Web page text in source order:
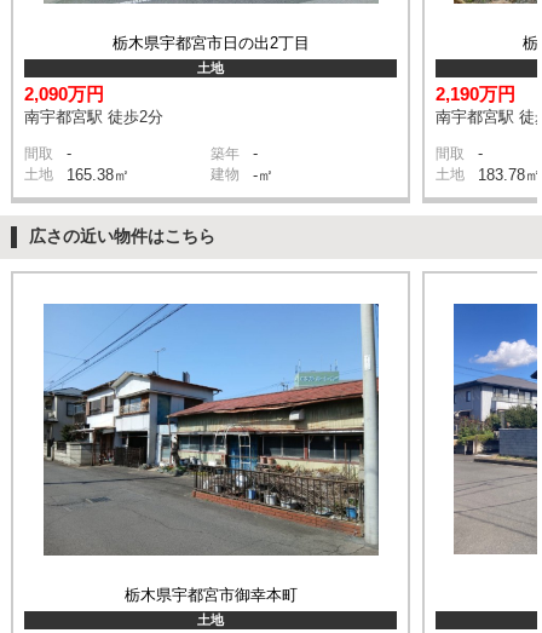
栃木県宇都宮市日の出2丁目
土地
2,090万円
南宇都宮駅 徒歩2分
間取 - 築年 -
土地 165.38㎡ 建物 -㎡
栃
2,190万円
南宇都宮駅 徒
間取 -
土地 183.78㎡
広さの近い物件はこちら
栃木県宇都宮市御幸本町
土地